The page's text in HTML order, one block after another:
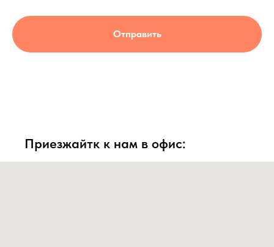
Отправить
Приезжайтк к нам в офис: